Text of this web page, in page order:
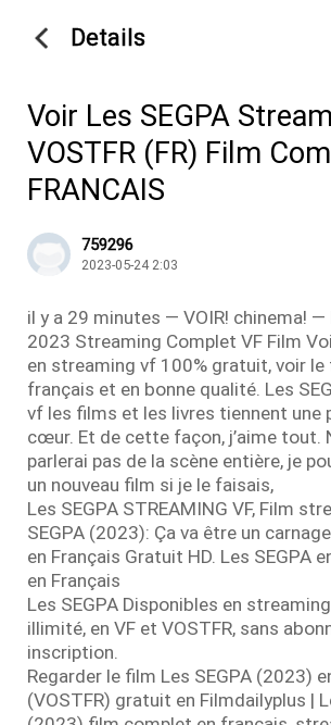
Details
Voir Les SEGPA
VOSTFR (FR) Film
FRANCAIS
759296
2023-05-24 2:03
il y a 29 minutes — VOIR! chinema! —
2023 Streaming Complet VF Film
en streaming vf 100% gratuit, voir
français et en bonne qualité. Les
vf les films et les livres tiennent une
cœur. Et de cette façon, j’aime tout.
parlerai pas de la scène entière, je
un nouveau film si je le faisais,
Les SEGPA STREAMING VF, Film
SEGPA (2023): Ça va être un
en Français Gratuit HD. Les SEGPA
en Français
Les SEGPA Disponibles en
illimité, en VF et VOSTFR, sans
inscription.
Regarder le film Les SEGPA (2023)
(VOSTFR) gratuit en Filmdailyplus |